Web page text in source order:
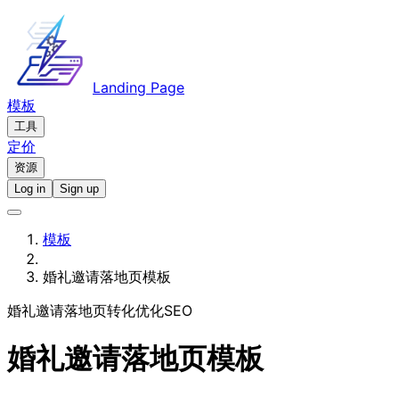
Landing Page
模板
工具
定价
资源
Log in
Sign up
模板
婚礼邀请落地页模板
婚礼邀请落地页转化优化SEO
婚礼邀请落地页模板